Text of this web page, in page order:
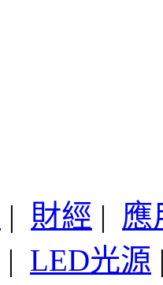
| 財經 | 應
| LED光源